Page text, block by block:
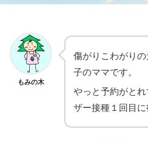
もみの木
傷がりこわがり
子のママです。
やっと予約がと
ザー接種１回目に